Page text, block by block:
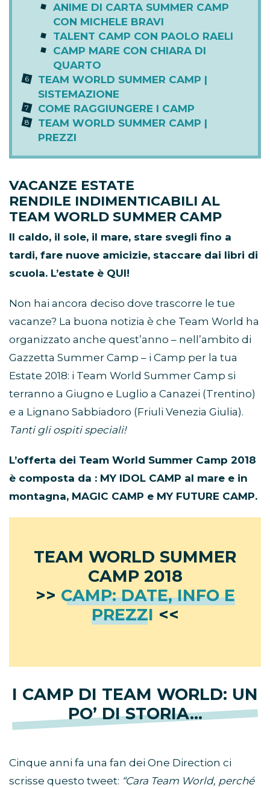
ANIME DI CARTA SUMMER CAMP
CON MICHELE BRAVI
TALENT CAMP CON PAOLO RAELI
CAMP MARE CON CHIARA DI
QUARTO
TEAM WORLD SUMMER CAMP |
SISTEMAZIONE
COME RAGGIUNGERE I CAMP
TEAM WORLD SUMMER CAMP |
PREZZI
VACANZE ESTATE
RENDILE INDIMENTICABILI AL
TEAM WORLD SUMMER CAMP
Il caldo, il sole, il mare, stare svegli fino a
tardi, fare nuove amicizie, staccare dai libri di
scuola. L’estate è QUI!
Non hai ancora deciso dove trascorre le tue
vacanze? La buona notizia è che Team World ha
organizzato anche quest’anno – nell’ambito di
Gazzetta Summer Camp – i Camp per la tua
Estate 2018: i Team World Summer Camp si
terranno a Giugno e Luglio a Canazei (Trentino)
e a Lignano Sabbiadoro (Friuli Venezia Giulia).
Tanti gli ospiti speciali!
L’offerta dei Team World Summer Camp 2018
è composta da : MY IDOL CAMP al mare e in
montagna, MAGIC CAMP e MY FUTURE CAMP.
TEAM WORLD SUMMER
CAMP 2018
>> CAMP: DATE, INFO E
PREZZI <<
I CAMP DI TEAM WORLD: UN
PO’ DI STORIA…
Cinque anni fa una fan dei One Direction ci
scrisse questo tweet: “Cara Team World, perché